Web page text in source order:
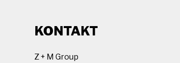
KONTAKT
Z + M Group